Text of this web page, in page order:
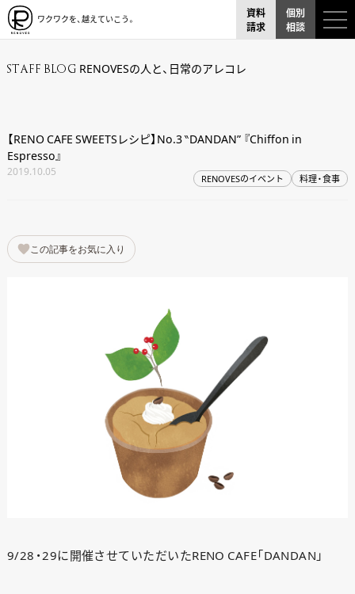
ワクワクを、越えていこう。
資料
請求
個別
相談
STAFF BLOG RENOVESの人と、日常のアレコレ
【RENO CAFE SWEETSレシピ】No.3 ‶DANDAN” 『Chiffon in
Espresso』
2019.10.05
RENOVESのイベント 料理・食事
この記事をお気に入り
9/28・29に開催させていただいたRENO CAFE「DANDAN」